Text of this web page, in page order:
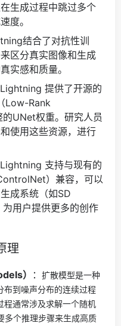
生成过程中跳过多个
度。
结合了对抗性训
区分真实图像和生成
实感和质量。
提供了开源的
Low-Rank
UNet权重。研究人员
使用这些资源，进行
支持与现有的
）兼容，可以
成系统（如SD
用户提供更多的创作
理
） ： 扩散模型是一种
布到噪声分布的连续过程
程通常涉及求解一个随机
多个推理步骤来生成高质